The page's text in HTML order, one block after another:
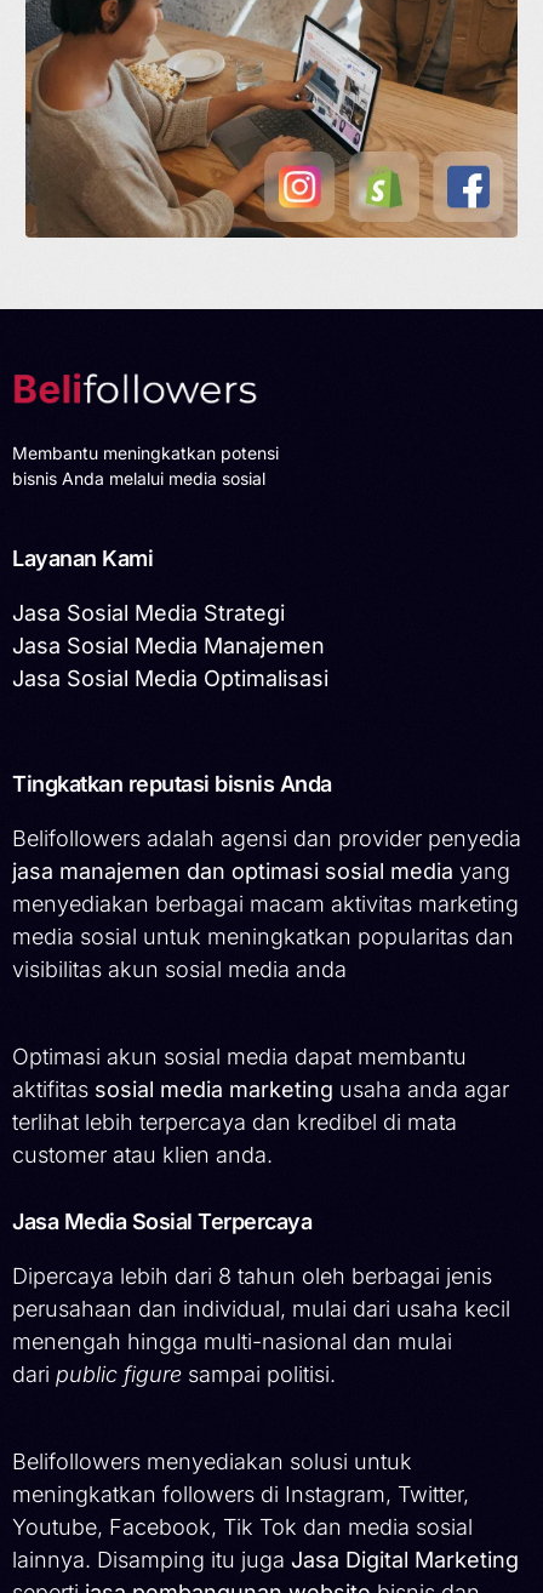
Membantu meningkatkan potensi
bisnis Anda melalui media sosial
Layanan Kami
Jasa Sosial Media Strategi
Jasa Sosial Media Manajemen
Jasa Sosial Media Optimalisasi
Tingkatkan reputasi bisnis Anda
Belifollowers adalah agensi dan provider penyedia
jasa manajemen dan optimasi sosial media yang
menyediakan berbagai macam aktivitas marketing
media sosial untuk meningkatkan popularitas dan
visibilitas akun sosial media anda
Optimasi akun sosial media dapat membantu
aktifitas sosial media marketing usaha anda agar
terlihat lebih terpercaya dan kredibel di mata
customer atau klien anda.
Jasa Media Sosial Terpercaya
Dipercaya lebih dari 8 tahun oleh berbagai jenis
perusahaan dan individual, mulai dari usaha kecil
menengah hingga multi-nasional dan mulai
dari public figure sampai politisi.
Belifollowers menyediakan solusi untuk
meningkatkan followers di Instagram, Twitter,
Youtube, Facebook, Tik Tok dan media sosial
lainnya. Disamping itu juga Jasa Digital Marketing